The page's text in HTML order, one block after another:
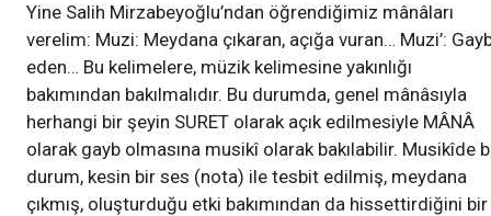
Yine Salih Mirzabeyoğlu’ndan öğrendiğimiz mânâları
verelim: Muzi: Meydana çıkaran, açığa vuran… Muzi’:
eden… Bu kelimelere, müzik kelimesine yakınlığı
bakımından bakılmalıdır. Bu durumda, genel mânâsıyla
herhangi bir şeyin SURET olarak açık edilmesiyle MÂNÂ
olarak gayb olmasına musikî olarak bakılabilir. Musikîde
durum, kesin bir ses (nota) ile tesbit edilmiş, meydana
çıkmış, oluşturduğu etki bakımından da hissettirdiğini bir